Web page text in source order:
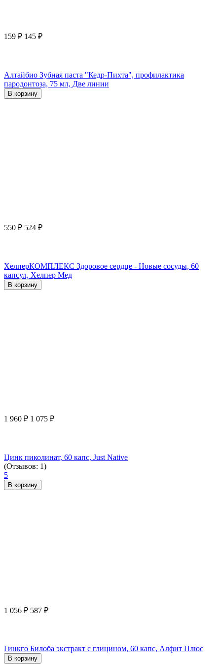
159 ₽ 145 ₽
Алтайбио Зубная паста "Кедр-Пихта", профилактика
пародонтоза, 75 мл, Две линии
В корзину
550 ₽ 524 ₽
ХелперКОМПЛЕКС Здоровое сердце - Новые сосуды, 60
капсул, Хелпер Мед
В корзину
1 960 ₽ 1 075 ₽
Цинк пиколинат, 60 капс, Just Native
(Отзывов: 1)
5
В корзину
1 056 ₽ 587 ₽
Гинкго Билоба экстракт с глицином, 60 капс, Алфит Плюс
В корзину